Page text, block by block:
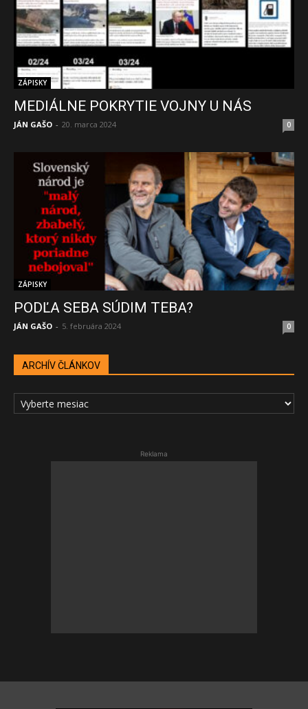
ZÁPISKY
MEDIÁLNE POKRYTIE VOJNY U NÁS
JÁN GAŠO - 20. marca 2024 0
ZÁPISKY
PODĽA SEBA SÚDIM TEBA?
JÁN GAŠO - 5. februára 2024 0
ARCHÍV ČLÁNKOV
ARCHÍV
ČLÁNKOV
Reklama